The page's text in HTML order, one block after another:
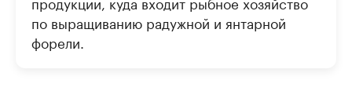
по выращиванию радужной и янтарной
форели.